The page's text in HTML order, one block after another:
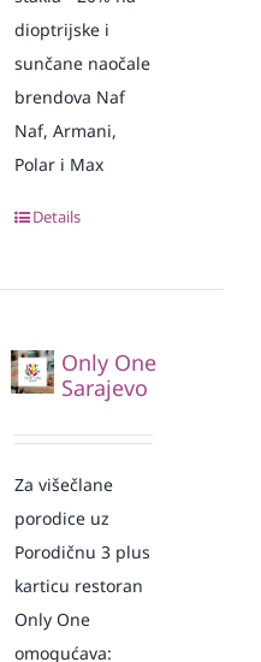
dioptrijske i
sunčane naočale
brendova Naf
Naf, Armani,
Polar i Max
Details
Only One
Sarajevo
Za višečlane
porodice uz
Porodičnu 3 plus
karticu restoran
Only One
omogućava: